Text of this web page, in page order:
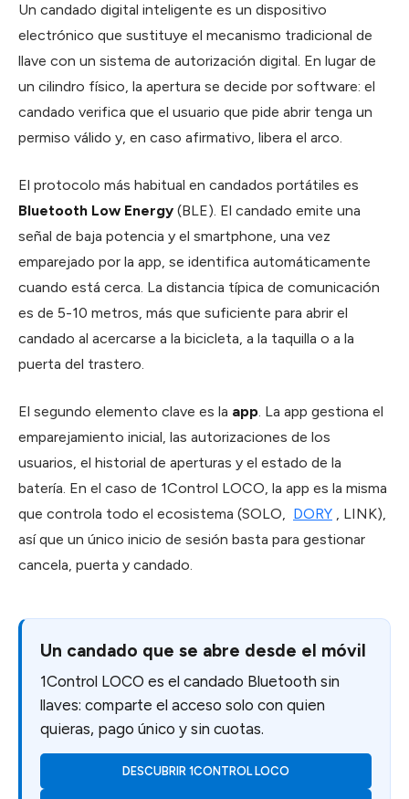
Un candado digital inteligente es un dispositivo
electrónico que sustituye el mecanismo tradicional de
llave con un sistema de autorización digital. En lugar de
un cilindro físico, la apertura se decide por software: el
candado verifica que el usuario que pide abrir tenga un
permiso válido y, en caso afirmativo, libera el arco.
El protocolo más habitual en candados portátiles es
Bluetooth Low Energy (BLE). El candado emite una
señal de baja potencia y el smartphone, una vez
emparejado por la app, se identifica automáticamente
cuando está cerca. La distancia típica de comunicación
es de 5-10 metros, más que suficiente para abrir el
candado al acercarse a la bicicleta, a la taquilla o a la
puerta del trastero.
El segundo elemento clave es la app. La app gestiona el
emparejamiento inicial, las autorizaciones de los
usuarios, el historial de aperturas y el estado de la
batería. En el caso de 1Control LOCO, la app es la misma
que controla todo el ecosistema (SOLO, DORY , LINK),
así que un único inicio de sesión basta para gestionar
cancela, puerta y candado.
Un candado que se abre desde el móvil
1Control LOCO es el candado Bluetooth sin
llaves: comparte el acceso solo con quien
quieras, pago único y sin cuotas.
DESCUBRIR 1CONTROL LOCO